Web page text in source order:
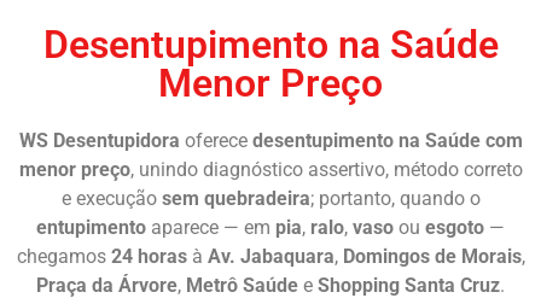
Desentupimento na Saúde
Menor Preço
WS Desentupidora oferece desentupimento na Saúde com
menor preço, unindo diagnóstico assertivo, método correto
e execução sem quebradeira; portanto, quando o
entupimento aparece — em pia, ralo, vaso ou esgoto —
chegamos 24 horasà Av. Jabaquara, Domingos de Morais,
Praça da Árvore, Metrô Saúde e Shopping Santa Cruz.